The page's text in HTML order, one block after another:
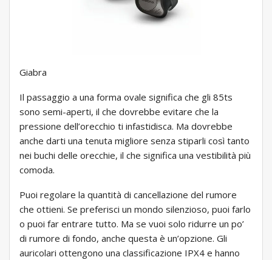
Giabra
Il passaggio a una forma ovale significa che gli 85ts
sono semi-aperti, il che dovrebbe evitare che la
pressione dell’orecchio ti infastidisca. Ma dovrebbe
anche darti una tenuta migliore senza stiparli così tanto
nei buchi delle orecchie, il che significa una vestibilità più
comoda.
Puoi regolare la quantità di cancellazione del rumore
che ottieni. Se preferisci un mondo silenzioso, puoi farlo
o puoi far entrare tutto. Ma se vuoi solo ridurre un po’
di rumore di fondo, anche questa è un’opzione. Gli
auricolari ottengono una classificazione IPX4 e hanno